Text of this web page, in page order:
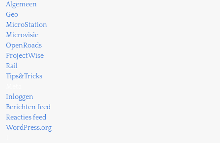
Algemeen
Geo
MicroStation
Microvisie
OpenRoads
ProjectWise
Rail
Tips&Tricks
Inloggen
Berichten feed
Reacties feed
WordPress.org